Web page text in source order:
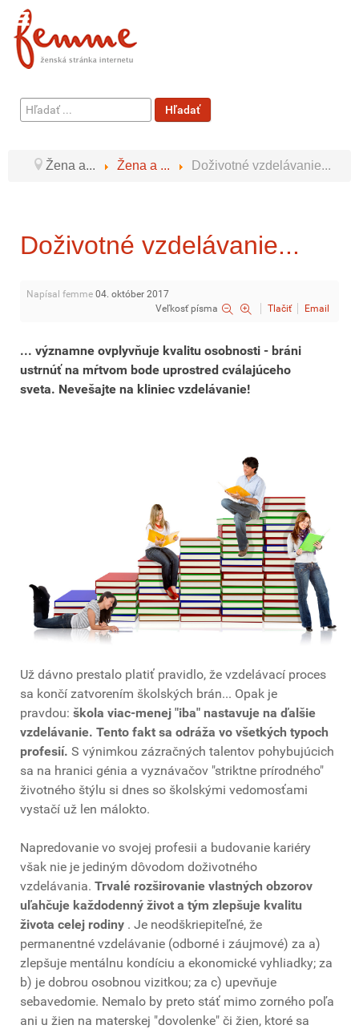
Hľadať
...
Hľadať
Žena a... Žena a ... Doživotné vzdelávanie...
Doživotné vzdelávanie...
Napísal femme 04. október 2017
Veľkosť písma
Tlačiť Email
... významne ovplyvňuje kvalitu osobnosti - bráni
ustrnúť na mŕtvom bode uprostred cválajúceho
sveta. Nevešajte na kliniec vzdelávanie!
Už dávno prestalo platiť pravidlo, že vzdelávací proces
sa končí zatvorením školských brán... Opak je
pravdou: škola viac-menej "iba" nastavuje na ďalšie
vzdelávanie. Tento fakt sa odráža vo všetkých typoch
profesií. S výnimkou zázračných talentov pohybujúcich
sa na hranici génia a vyznávačov "striktne prírodného"
životného štýlu si dnes so školskými vedomosťami
vystačí už len málokto.
Napredovanie vo svojej profesii a budovanie kariéry
však nie je jediným dôvodom doživotného
vzdelávania. Trvalé rozširovanie vlastných obzorov
uľahčuje každodenný život a tým zlepšuje kvalitu
života celej rodiny . Je neodškriepiteľné, že
permanentné vzdelávanie (odborné i záujmové) za a)
zlepšuje mentálnu kondíciu a ekonomické vyhliadky; za
b) je dobrou osobnou vizitkou; za c) upevňuje
sebavedomie. Nemalo by preto stáť mimo zorného poľa
ani u žien na materskej "dovolenke" či žien, ktoré sa